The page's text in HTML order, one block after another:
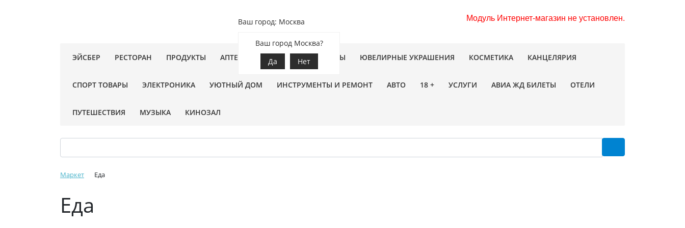
Модуль Интернет-магазин не установлен.
Ваш город: Москва
Ваш город Москва?
Да
Нет
ЭЙСБЕР РЕСТОРАН ПРОДУКТЫ АПТЕКА ЗООТОВАРЫ ЦВЕТЫ ЮВЕЛИРНЫЕ УКРАШЕНИЯ КОСМЕТИКА КАНЦЕЛЯРИЯ
СПОРТ ТОВАРЫ ЭЛЕКТРОНИКА УЮТНЫЙ ДОМ ИНСТРУМЕНТЫ И РЕМОНТ АВТО 18 + УСЛУГИ АВИА ЖД БИЛЕТЫ ОТЕЛИ
ПУТЕШЕСТВИЯ МУЗЫКА КИНОЗАЛ
Маркет Еда
Еда